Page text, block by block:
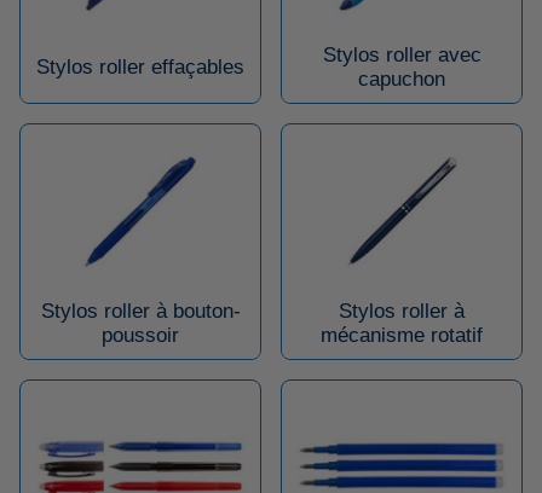
Stylos roller effaçables
Stylos roller avec
capuchon
Stylos roller à bouton-
poussoir
Stylos roller à
mécanisme rotatif